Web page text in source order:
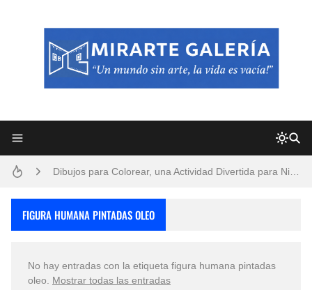
San Valentín Dibujos a Lápiz del 14 de Febrero
FIGURA HUMANA PINTADAS OLEO
No hay entradas con la etiqueta figura humana pintadas
oleo
Mostrar todas las entradas